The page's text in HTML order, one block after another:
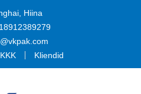
Hiina
KKK Kliendid